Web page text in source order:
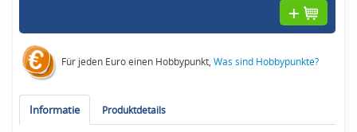
Für jeden Euro einen Hobbypunkt,Was sind Hobbypunkte?
Informatie Produktdetails